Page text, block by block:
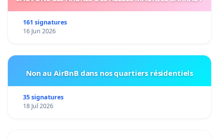
161 signatures
16 Jun 2026
Non au AirBnB dans nos quartiers résidentiels
35 signatures
18 Jul 2026